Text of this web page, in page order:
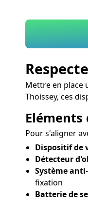
Mettre en place
Thoissey, ces
Pour s'aligner
Dispositif de
Détecteur
Système
fixation
Batterie de